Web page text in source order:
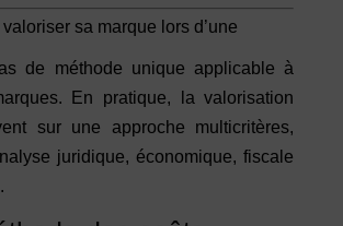
valoriser sa marque lors d’une
de méthode unique applicable à
En pratique, la valorisation
sur une approche multicritères,
juridique, économique, fiscale